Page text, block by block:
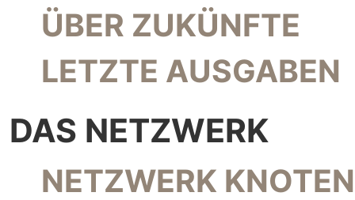
NAVIGATION ÜBERSPRINGEN
ÜBER ZUKÜNFTE
LETZTE AUSGABEN
DAS NETZWERK
NETZWERK KNOTEN